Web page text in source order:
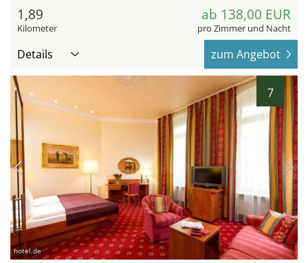
1,89
Kilometer
ab 138,00 EUR
pro Zimmer und Nacht
Details zum Angebot
7
hotel.de